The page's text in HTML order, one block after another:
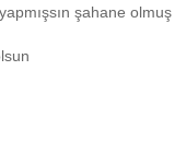
şahane olmuş